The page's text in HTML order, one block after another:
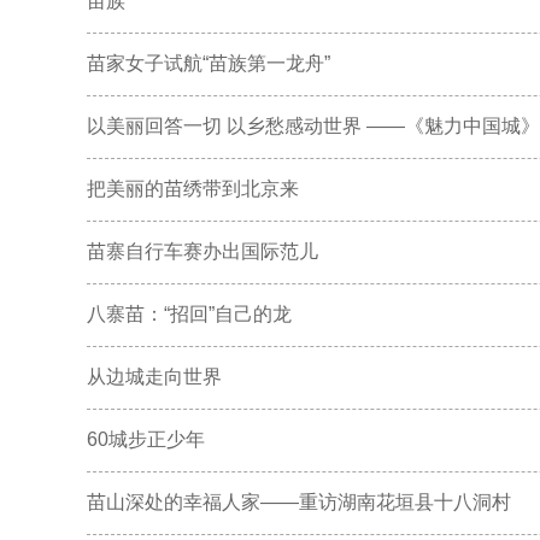
苗家女子试航“苗族第一龙舟”
以美丽回答一切 以乡愁感动世界 ——《魅力中国城
把美丽的苗绣带到北京来
苗寨自行车赛办出国际范儿
八寨苗：“招回”自己的龙
从边城走向世界
60城步正少年
苗山深处的幸福人家——重访湖南花垣县十八洞村